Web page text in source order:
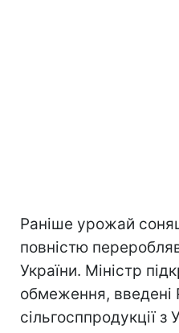
Раніше урожай
повністю
України. Міністр
обмеження, введені
сільгосппродукції